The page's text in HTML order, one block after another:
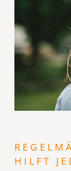
HILFT